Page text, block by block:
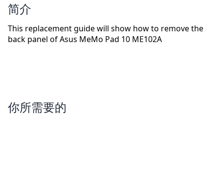
简介
This replacement guide will show how to remove the
back panel of Asus MeMo Pad 10 ME102A
你所需要的